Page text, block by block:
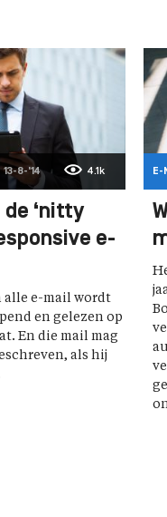
13-8-'14 4.1k
‘nitty
e-
alle e-mail wordt
en gelezen op
En die mail mag
als hij
E-